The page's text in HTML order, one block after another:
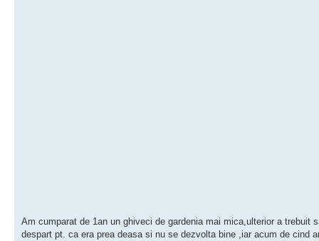
Am cumparat de 1an un ghiveci de gardenia mai mica,ulterior a trebuit
despart pt. ca era prea deasa si nu se dezvolta bine ,iar acum de cind